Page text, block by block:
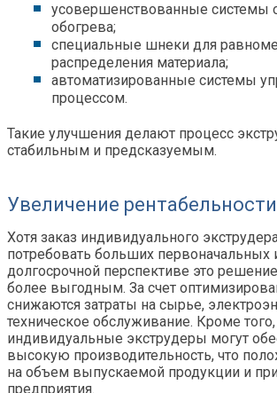
усовершенствованные системы
обогрева;
специальные шнеки для
распределения материала;
автоматизированные системы
процессом.
Такие улучшения делают процесс
стабильным и предсказуемым.
Увеличение
Хотя заказ индивидуального
потребовать больших первоначальных
долгосрочной перспективе это
более выгодным. За счет
снижаются затраты на сырье,
техническое обслуживание. Кроме того,
индивидуальные экструдеры могут
высокую производительность, что
на объем выпускаемой продукции и
предприятия.